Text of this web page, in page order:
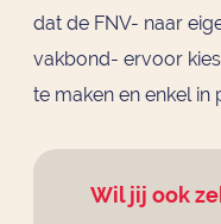
dat de FNV- naar
vakbond- ervoor
te maken en enkel in
Wil jij ook